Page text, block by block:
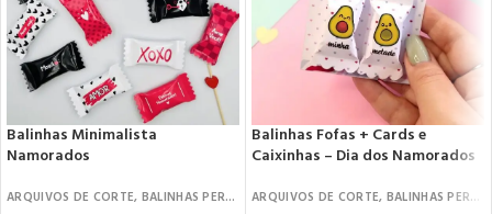
Balinhas Minimalista
Namorados
ARQUIVOS DE CORTE, BALINHAS PERSONALIZADAS , DATAS COMEMORATIVAS,
Balinhas Fofas + Cards e
Caixinhas – Dia dos Namorados
ARQUIVOS DE CORTE, BALINHAS PERSONALIZADAS